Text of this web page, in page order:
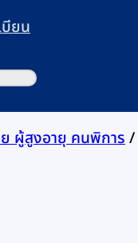
บียน
ผู้สูงอายุ คนพิการ/